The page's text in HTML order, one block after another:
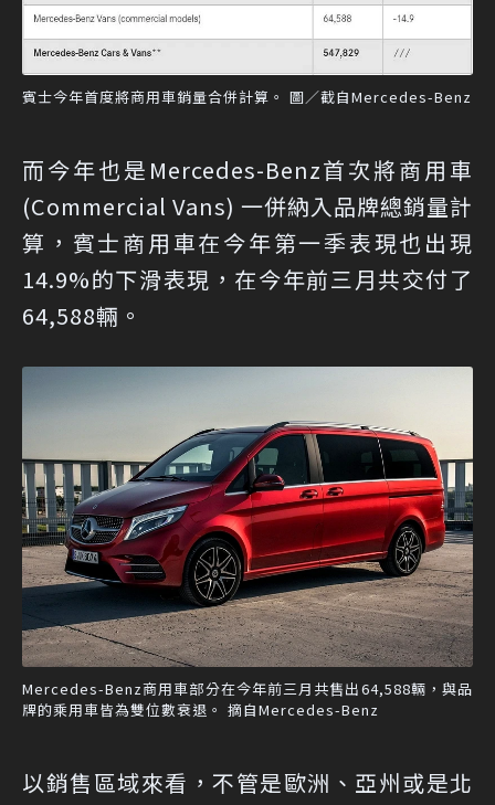
賓士今年首度將商用車銷量合併計算。 圖／截自Mercedes-Benz
而今年也是Mercedes-Benz首次將商用車
(Commercial Vans) 一併納入品牌總銷量計
算，賓士商用車在今年第一季表現也出現
14.9%的下滑表現，在今年前三月共交付了
64,588輛。
Mercedes-Benz商用車部分在今年前三月共售出64,588輛，與品
牌的乘用車皆為雙位數衰退。 摘自Mercedes-Benz
以銷售區域來看，不管是歐洲、亞州或是北